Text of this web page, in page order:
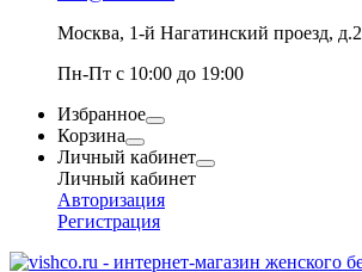
Москва, 1-й Нагатинский проезд, д.2
Пн-Пт с 10:00 до 19:00
Избранное
Корзина
Личный кабинет
Личный кабинет
Авторизация
Регистрация